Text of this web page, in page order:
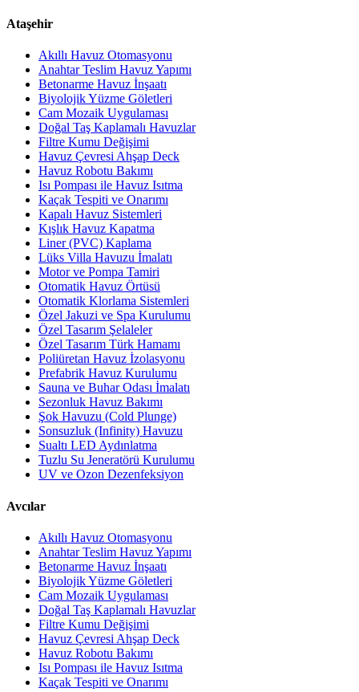
Ataşehir
Akıllı Havuz Otomasyonu
Anahtar Teslim Havuz Yapımı
Betonarme Havuz İnşaatı
Biyolojik Yüzme Göletleri
Cam Mozaik Uygulaması
Doğal Taş Kaplamalı Havuzlar
Filtre Kumu Değişimi
Havuz Çevresi Ahşap Deck
Havuz Robotu Bakımı
Isı Pompası ile Havuz Isıtma
Kaçak Tespiti ve Onarımı
Kapalı Havuz Sistemleri
Kışlık Havuz Kapatma
Liner (PVC) Kaplama
Lüks Villa Havuzu İmalatı
Motor ve Pompa Tamiri
Otomatik Havuz Örtüsü
Otomatik Klorlama Sistemleri
Özel Jakuzi ve Spa Kurulumu
Özel Tasarım Şelaleler
Özel Tasarım Türk Hamamı
Poliüretan Havuz İzolasyonu
Prefabrik Havuz Kurulumu
Sauna ve Buhar Odası İmalatı
Sezonluk Havuz Bakımı
Şok Havuzu (Cold Plunge)
Sonsuzluk (Infinity) Havuzu
Sualtı LED Aydınlatma
Tuzlu Su Jeneratörü Kurulumu
UV ve Ozon Dezenfeksiyon
Avcılar
Akıllı Havuz Otomasyonu
Anahtar Teslim Havuz Yapımı
Betonarme Havuz İnşaatı
Biyolojik Yüzme Göletleri
Cam Mozaik Uygulaması
Doğal Taş Kaplamalı Havuzlar
Filtre Kumu Değişimi
Havuz Çevresi Ahşap Deck
Havuz Robotu Bakımı
Isı Pompası ile Havuz Isıtma
Kaçak Tespiti ve Onarımı